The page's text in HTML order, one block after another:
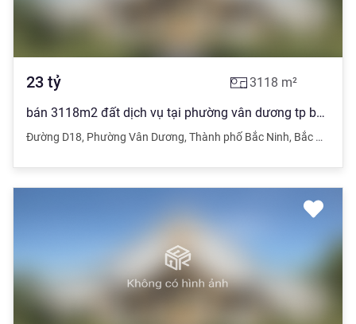
23 tỷ 3118 m²
bán 3118m2 đất dịch vụ tại phường vân dương tp bắc ninh,đẹp long lanh giá 23 tỷ
Đường D18, Phường Vân Dương, Thành phố Bắc Ninh, Bắc Ninh